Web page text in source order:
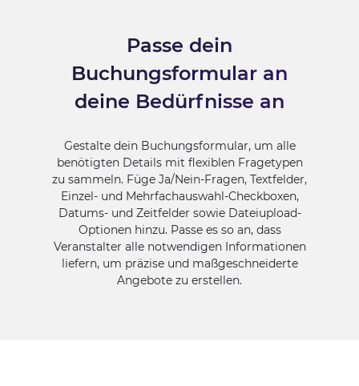
Passe dein
Buchungsformular an
deine Bedürfnisse an
Gestalte dein Buchungsformular, um alle
benötigten Details mit flexiblen Fragetypen
zu sammeln. Füge Ja/Nein-Fragen, Textfelder,
Einzel- und Mehrfachauswahl-Checkboxen,
Datums- und Zeitfelder sowie Dateiupload-
Optionen hinzu. Passe es so an, dass
Veranstalter alle notwendigen Informationen
liefern, um präzise und maßgeschneiderte
Angebote zu erstellen.